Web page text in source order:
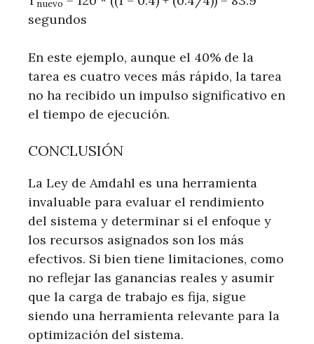
nuevo
segundos
En este ejemplo, aunque el 40% de la
tarea es cuatro veces más rápido, la tarea
no ha recibido un impulso significativo en
el tiempo de ejecución.
CONCLUSIÓN
La Ley de Amdahl es una herramienta
invaluable para evaluar el rendimiento
del sistema y determinar si el enfoque y
los recursos asignados son los más
efectivos. Si bien tiene limitaciones, como
no reflejar las ganancias reales y asumir
que la carga de trabajo es fija, sigue
siendo una herramienta relevante para la
optimización del sistema.